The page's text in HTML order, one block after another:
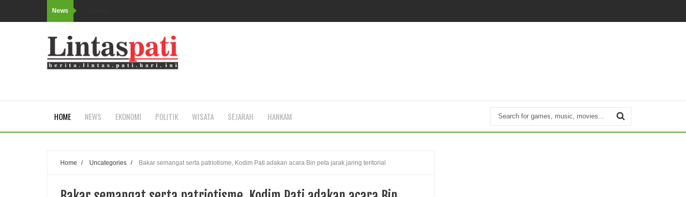
News
HOME NEWS EKONOMI POLITIK WISATA SEJARAH HANKAM
Home / Uncategories / Bakar semangat serta patriotisme, Kodim Pati adakan acara Bin peta jarak jaring teritorial